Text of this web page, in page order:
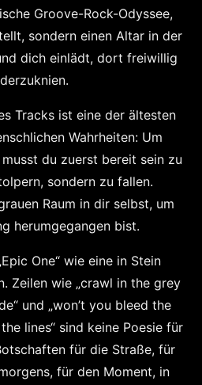
Groove-Rock-Odyssee,
sondern einen Altar in der
dich einlädt, dort freiwillig
Tracks ist eine der ältesten
Wahrheiten: Um
du zuerst bereit sein zu
sondern zu fallen.
Raum in dir selbst, um
herumgegangen bist.
One“ wie eine in Stein
Zeilen wie „crawl in the grey
und „won’t you bleed the
lines“ sind keine Poesie für
für die Straße, für
für den Moment, in